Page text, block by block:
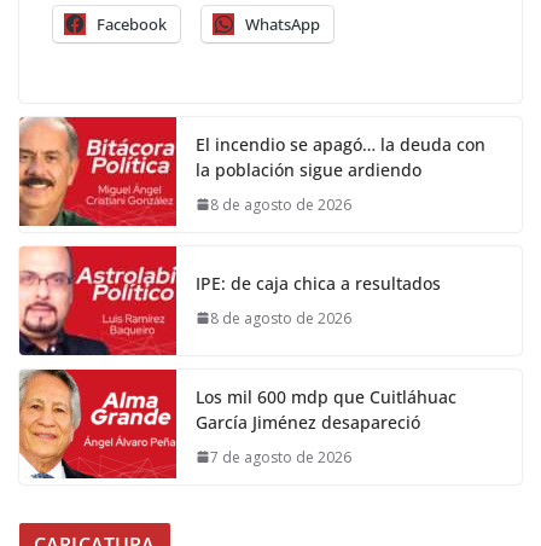
Facebook WhatsApp
El incendio se apagó… la deuda con
la población sigue ardiendo
8 de agosto de 2026
IPE: de caja chica a resultados
8 de agosto de 2026
Los mil 600 mdp que Cuitláhuac
García Jiménez desapareció
7 de agosto de 2026